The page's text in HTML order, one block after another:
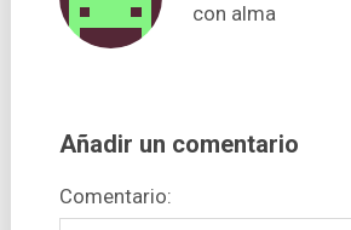
con alma
Añadir un comentario
Comentario: